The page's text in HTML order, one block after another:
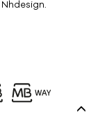
Nhdesign.